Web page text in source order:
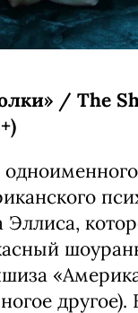
/ The
Эллиса,
другое).